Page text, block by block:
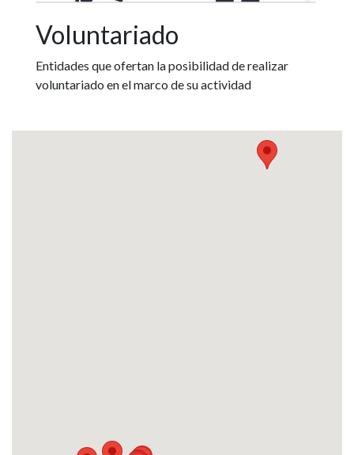
Voluntariado
Entidades que ofertan la posibilidad de realizar
voluntariado en el marco de su actividad